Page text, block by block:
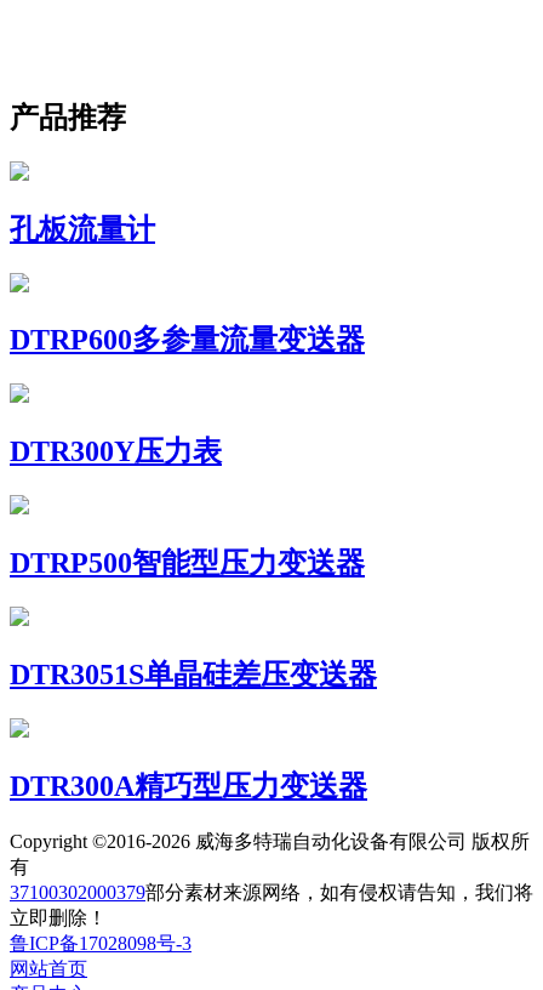
产品推荐
孔板流量计
DTRP600多参量流量变送器
DTR300Y压力表
DTRP500智能型压力变送器
DTR3051S单晶硅差压变送器
DTR300A精巧型压力变送器
Copyright ©2016-2026 威海多特瑞自动化设备有限公司 版权所
有
37100302000379部分素材来源网络，如有侵权请告知，我们将
立即删除！
鲁ICP备17028098号-3
网站首页